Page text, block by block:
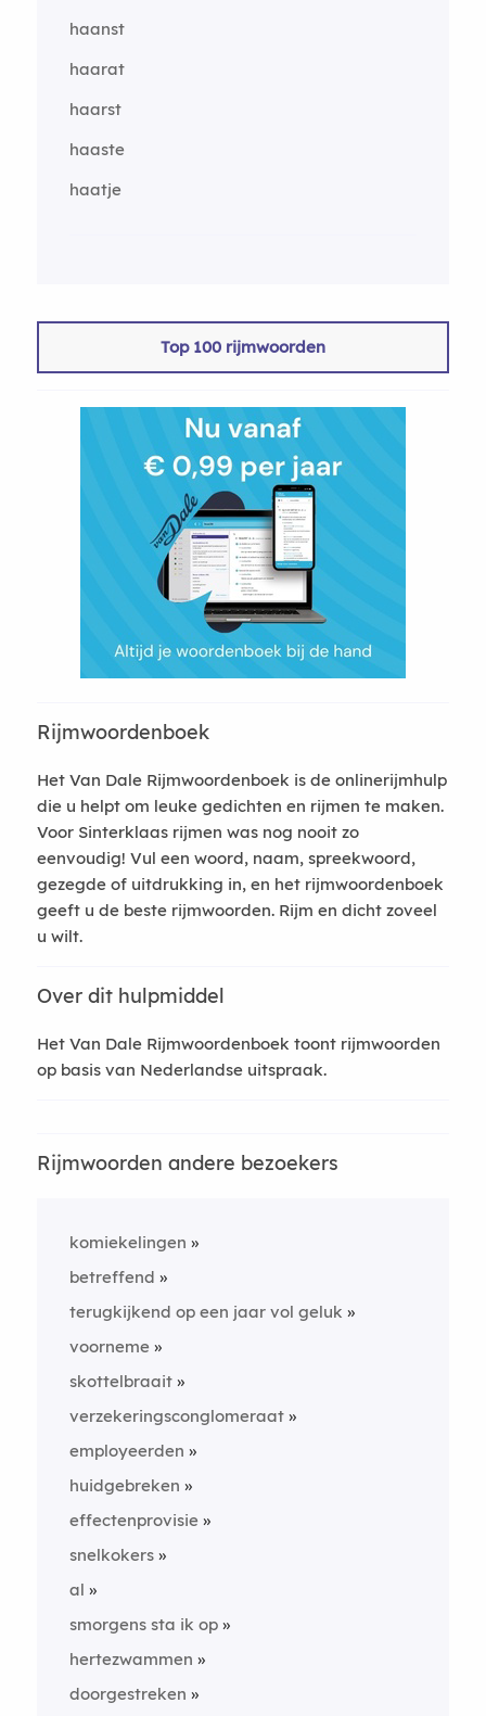
haanst
haarat
haarst
haaste
haatje
Top 100 rijmwoorden
Rijmwoordenboek
Het Van Dale Rijmwoordenboek is de onlinerijmhulp
die u helpt om leuke gedichten en rijmen te maken.
Voor Sinterklaas rijmen was nog nooit zo
eenvoudig! Vul een woord, naam, spreekwoord,
gezegde of uitdrukking in, en het rijmwoordenboek
geeft u de beste rijmwoorden. Rijm en dicht zoveel
u wilt.
Over dit hulpmiddel
Het Van Dale Rijmwoordenboek toont rijmwoorden
op basis van Nederlandse uitspraak.
Rijmwoorden andere bezoekers
komiekelingen
betreffend
terugkijkend op een jaar vol geluk
voorneme
skottelbraait
verzekeringsconglomeraat
employeerden
huidgebreken
effectenprovisie
snelkokers
al
smorgens sta ik op
hertezwammen
doorgestreken